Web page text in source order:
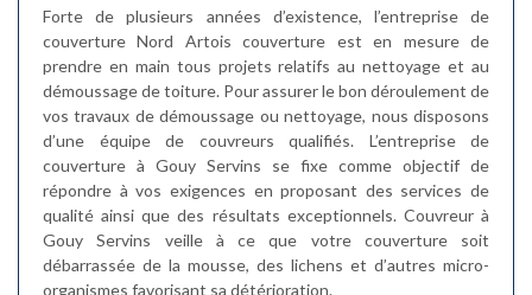
Forte de plusieurs années d’existence, l’entreprise de
couverture Nord Artois couverture est en mesure de
prendre en main tous projets relatifs au nettoyage et au
démoussage de toiture. Pour assurer le bon déroulement de
vos travaux de démoussage ou nettoyage, nous disposons
d’une équipe de couvreurs qualifiés. L’entreprise de
couverture à Gouy Servins se fixe comme objectif de
répondre à vos exigences en proposant des services de
qualité ainsi que des résultats exceptionnels. Couvreur à
Gouy Servins veille à ce que votre couverture soit
débarrassée de la mousse, des lichens et d’autres micro-
organismes favorisant sa détérioration.